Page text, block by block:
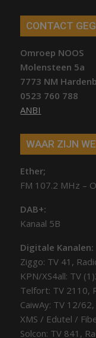
CONTACT
Omroep NOOS
Molensteen 5a
7773 NM
0523 760 788
ANBI
WAAR ZIJN
Ether;
FM 107.2 MHz –
DAB+:
Kanaal 5B
Digitale Kanalen:
Ziggo: TV 41,
KPN/XS4all: TV
Telfort: TV 2110,
CaiwAy: TV 12/
XMS / Edutel /
Solcon: TV 841,